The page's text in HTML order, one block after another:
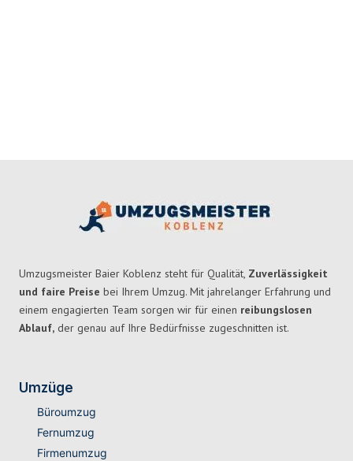
Umzugsmeister Baier Koblenz steht für Qualität, Zuverlässigkeit
und faire Preise bei Ihrem Umzug. Mit jahrelanger Erfahrung und
einem engagierten Team sorgen wir für einen reibungslosen
Ablauf, der genau auf Ihre Bedürfnisse zugeschnitten ist.
Umzüge
Büroumzug
Fernumzug
Firmenumzug